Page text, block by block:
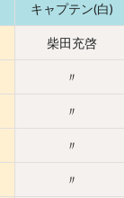
キャプテン(白)
柴田充啓
〃
〃
〃
〃